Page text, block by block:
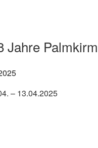
Jahre
– 13.04.2025